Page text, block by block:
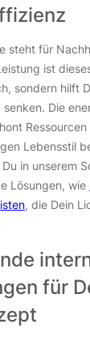
steht für
ist
sondern hilft
Die
Lebensstil
in unserem
Lösungen, wie
, die Dein
für